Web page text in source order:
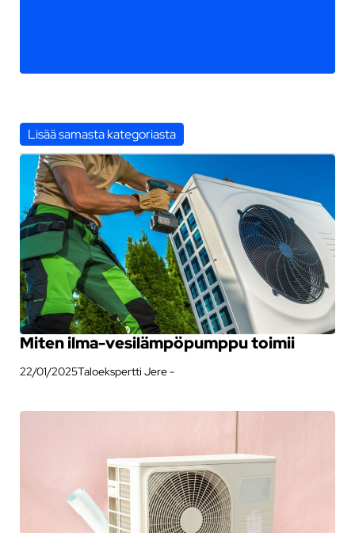
Lisää samasta kategoriasta
Miten ilma-vesilämpöpumppu toimii
22/01/2025Taloekspertti Jere -